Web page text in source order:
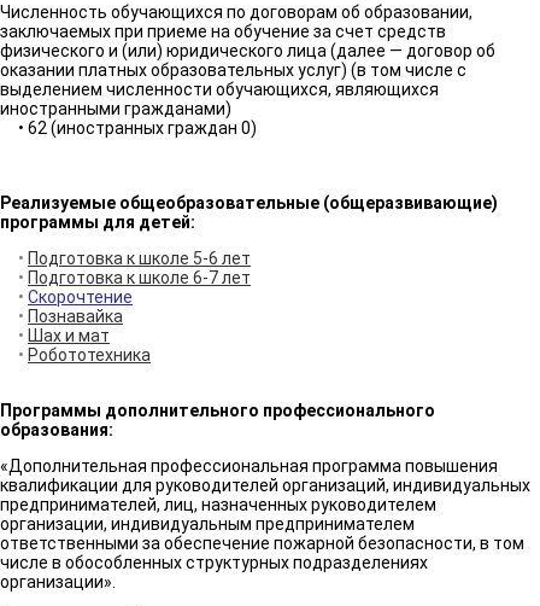
Численность обучающихся по договорам об образовании,
заключаемых при приеме на обучение за счет средств
физического и (или) юридического лица (далее — договор об
оказании платных образовательных услуг) (в том числе с
выделением численности обучающихся, являющихся
иностранными гражданами)
• 62 (иностранных граждан 0)
Реализуемые общеобразовательные (общеразвивающие)
программы для детей:
• Подготовка к школе 5-6 лет
• Подготовка к школе 6-7 лет
• Скорочтение
• Познавайка
• Шах и мат
• Робототехника
Программы дополнительного профессионального
образования:
«Дополнительная профессиональная программа повышения
квалификации для руководителей организаций, индивидуальных
предпринимателей, лиц, назначенных руководителем
организации, индивидуальным предпринимателем
ответственными за обеспечение пожарной безопасности, в том
числе в обособленных структурных подразделениях
организации».